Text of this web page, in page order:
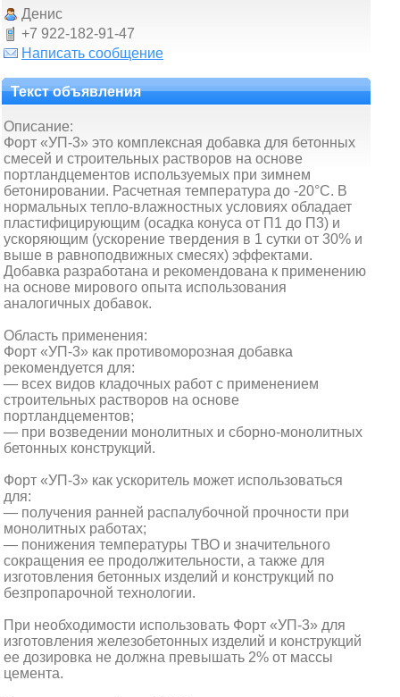
Денис
+7 922-182-91-47
Написать сообщение
Текст объявления
Описание:
Форт «УП-3» это комплексная добавка для бетонных
смесей и строительных растворов на основе
портландцементов используемых при зимнем
бетонировании. Расчетная температура до -20°С. В
нормальных тепло-влажностных условиях обладает
пластифицирующим (осадка конуса от П1 до П3) и
ускоряющим (ускорение твердения в 1 сутки от 30% и
выше в равноподвижных смесях) эффектами.
Добавка разработана и рекомендована к применению
на основе мирового опыта использования
аналогичных добавок.
Область применения:
Форт «УП-3» как противоморозная добавка
рекомендуется для:
— всех видов кладочных работ с применением
строительных растворов на основе
портландцементов;
— при возведении монолитных и сборно-монолитных
бетонных конструкций.
Форт «УП-3» как ускоритель может использоваться
для:
— получения ранней распалубочной прочности при
монолитных работах;
— понижения температуры ТВО и значительного
сокращения ее продолжительности, а также для
изготовления бетонных изделий и конструкций по
безпропарочной технологии.
При необходимости использовать Форт «УП-3» для
изготовления железобетонных изделий и конструкций
ее дозировка не должна превышать 2% от массы
цемента.